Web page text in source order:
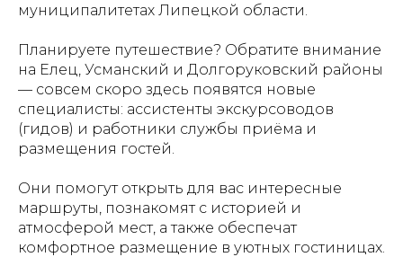
муниципалитетах Липецкой области.
Планируете путешествие? Обратите внимание
на Елец, Усманский и Долгоруковский районы
— совсем скоро здесь появятся новые
специалисты: ассистенты экскурсоводов
(гидов) и работники службы приёма и
размещения гостей.
Они помогут открыть для вас интересные
маршруты, познакомят с историей и
атмосферой мест, а также обеспечат
комфортное размещение в уютных гостиницах.